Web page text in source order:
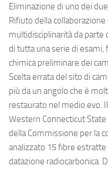
Eliminazione di uno dei
Rifiuto della
multidisciplinarità da parte
di tutta una serie di esami,
chimica preliminare dei
Scelta errata del sito di
più da un angolo che è
restaurato nel medio evo.
Western Connecticut
della Commissione per la
analizzato 15 fibre
datazione radiocarbonica.